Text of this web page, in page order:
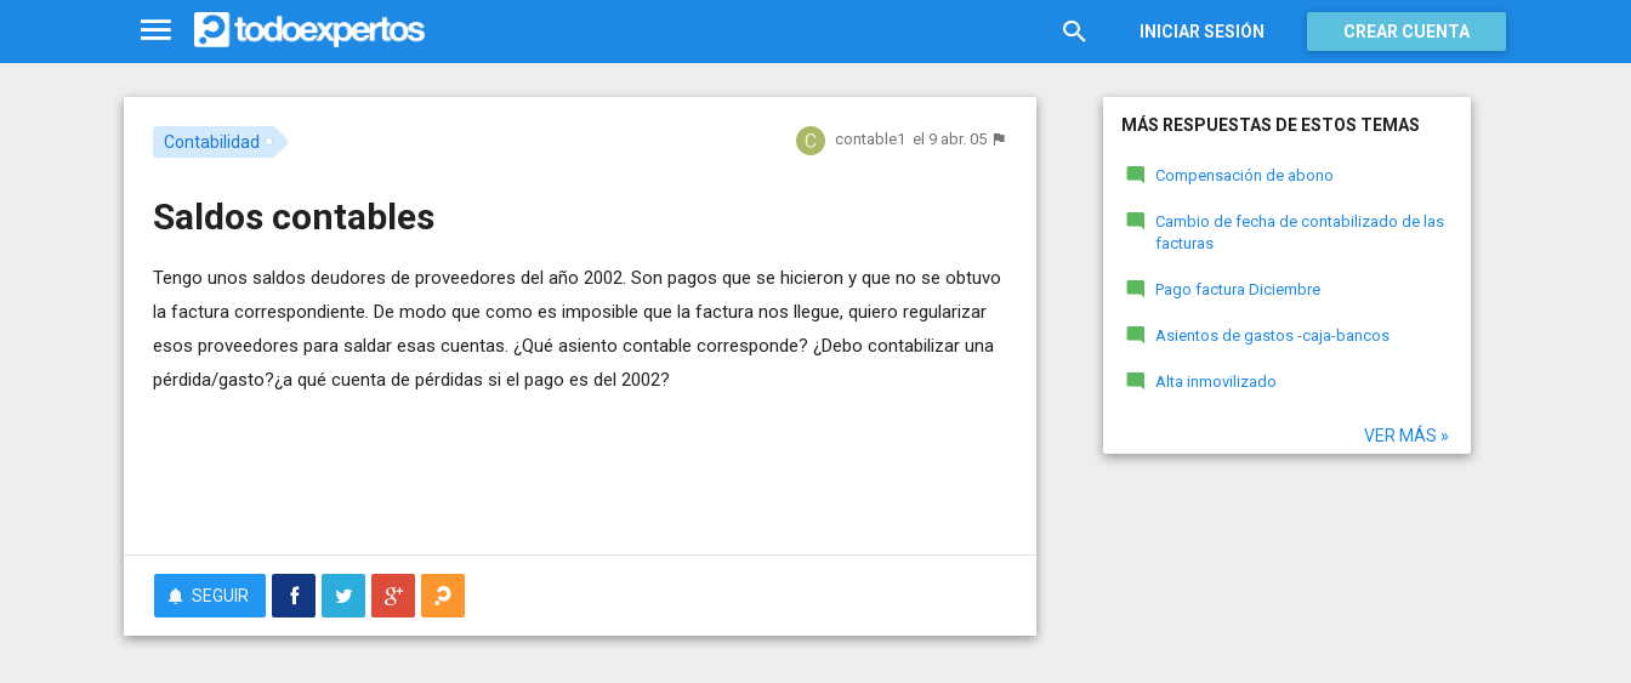
INICIAR SESIÓN CREAR CUENTA
Contabilidad contable1 el 9 abr. 05
Saldos contables
Tengo unos saldos deudores de proveedores del año 2002. Son pagos que se hicieron y que no se obtuvo
la factura correspondiente. De modo que como es imposible que la factura nos llegue, quiero regularizar
esos proveedores para saldar esas cuentas. ¿Qué asiento contable corresponde? ¿Debo contabilizar una
pérdida/gasto?¿a qué cuenta de pérdidas si el pago es del 2002?
SEGUIR
MÁS RESPUESTAS DE ESTOS TEMAS
Compensación de abono
Cambio de fecha de contabilizado de las
facturas
Pago factura Diciembre
Asientos de gastos -caja-bancos
Alta inmovilizado
VER MÁS »